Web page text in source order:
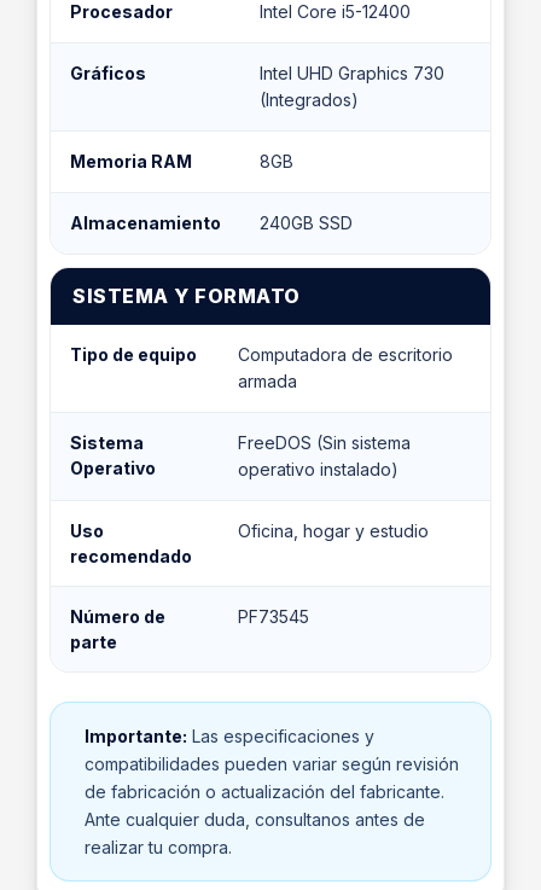
Procesador Intel Core i5-12400
Gráficos
Intel UHD Graphics 730
(Integrados)
Memoria RAM 8GB
Almacenamiento 240GB SSD
SISTEMA Y FORMATO
Tipo de equipo
Computadora de escritorio
armada
Sistema
Operativo
FreeDOS (Sin sistema
operativo instalado)
Uso
recomendado
Oficina, hogar y estudio
Número de
parte
PF73545
Importante: Las especificaciones y
compatibilidades pueden variar según revisión
de fabricación o actualización del fabricante.
Ante cualquier duda, consultanos antes de
realizar tu compra.